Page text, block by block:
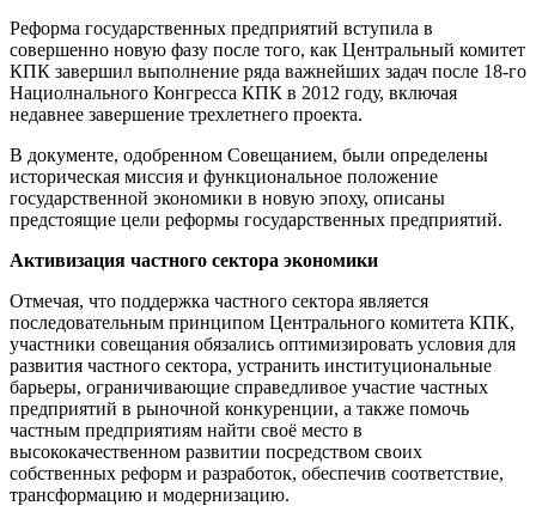
Реформа государственных предприятий вступила в
совершенно новую фазу после того, как Центральный комитет
КПК завершил выполнение ряда важнейших задач после 18-го
Нациолнального Конгресса КПК в 2012 году, включая
недавнее завершение трехлетнего проекта.
В документе, одобренном Совещанием, были определены
историческая миссия и функциональное положение
государственной экономики в новую эпоху, описаны
предстоящие цели реформы государственных предприятий.
Активизация частного сектора экономики
Отмечая, что поддержка частного сектора является
последовательным принципом Центрального комитета КПК,
участники совещания обязались оптимизировать условия для
развития частного сектора, устранить институциональные
барьеры, ограничивающие справедливое участие частных
предприятий в рыночной конкуренции, а также помочь
частным предприятиям найти своё место в
высококачественном развитии посредством своих
собственных реформ и разработок, обеспечив соответствие,
трансформацию и модернизацию.